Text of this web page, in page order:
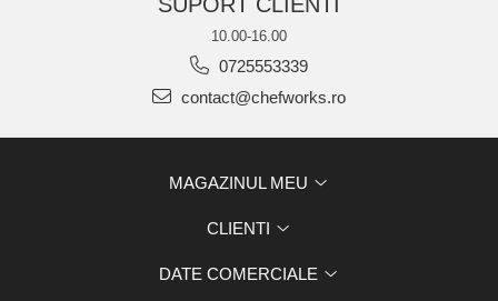
10.00-16.00
0725553339
contact@chefworks.ro
MAGAZINUL MEU
CLIENTI
DATE COMERCIALE